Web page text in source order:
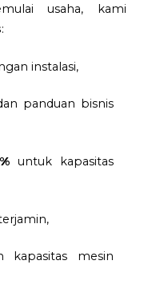
usaha, kami
:
instalasi,
panduan bisnis
untuk kapasitas
kapasitas mesin